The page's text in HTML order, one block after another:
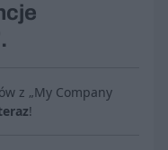
z „My Company
!